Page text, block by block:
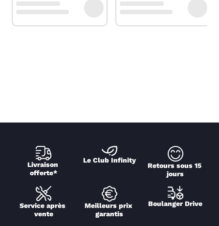
Livraison
offerte*
Le Club Infinity
Retours sous 15
jours
Service après
vente
Meilleurs prix
garantis
Boulanger Drive